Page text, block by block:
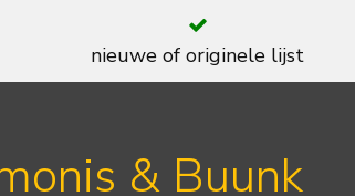
nieuwe of originele lijst
& Buunk